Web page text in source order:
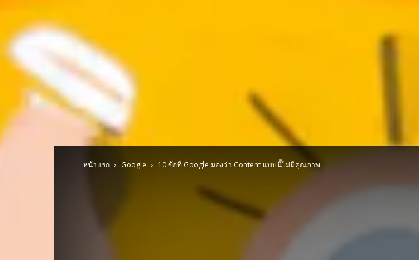
หน้าแรก Google 10 ข้อที่ Google มองว่า Content แบบนี้ไม่มีคุณภาพ